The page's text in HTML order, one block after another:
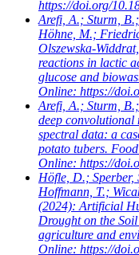
https://doi.org/
Arefi, A.; Sturm,
Höhne, M.;
Olszewska-
reactions in lactic
glucose and
Online: https://
Arefi, A.; Sturm,
deep convolutional
spectral data: a
potato tubers.
Online: https://
Höfle, D.;
Hoffmann, T.;
(2024): Artificial
Drought on the
agriculture and
Online: https://